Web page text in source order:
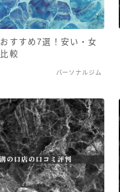
すすめ7選！安い・女
較
パーソナルジム